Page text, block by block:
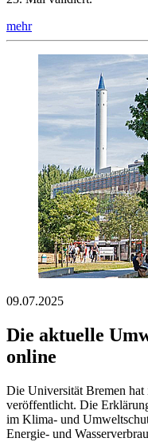
mehr
09.07.2025
Die aktuelle
online
Die Universität Bremen
veröffentlicht. Die
im Klima- und
Energie- und